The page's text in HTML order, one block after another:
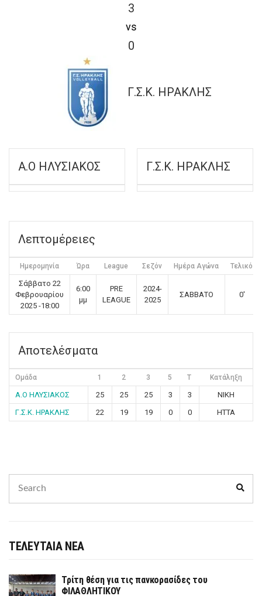
3
vs
0
Γ.Σ.Κ. ΗΡΑΚΛΗΣ
Α.Ο ΗΛΥΣΙΑΚΟΣ Γ.Σ.Κ. ΗΡΑΚΛΗΣ
Λεπτομέρειες
Ημερομηνία Ώρα League Σεζόν Ημέρα Αγώνα Τελικό
Σάββατο 22
Φεβρουαρίου
2025 -18:00
6:00
μμ
PRE
LEAGUE
2024-
2025
ΣΑΒΒΑΤΟ 0'
Αποτελέσματα
Ομάδα 1 2 3 5 T Κατάληξη
Α.Ο ΗΛΥΣΙΑΚΟΣ 25 25 25 3 3
ΝΙΚΗ
Γ.Σ.Κ. ΗΡΑΚΛΗΣ
22 19 19 0 0 ΗΤΤΑ
for:
ΤΕΛΕΥΤΑΙΑ ΝΕΑ
Τρίτη θέση για τις πανκορασίδες του
ΦΙΛΑΘΛΗΤΙΚΟΥ